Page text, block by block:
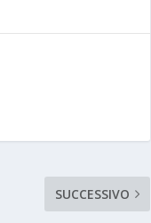
SUCCESSIVO